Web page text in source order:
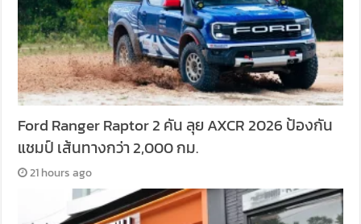
Ford Ranger Raptor 2 คัน ลุย AXCR 2026 ป้องกัน
แชมป์ เส้นทางกว่า 2,000 กม.
21 hours ago